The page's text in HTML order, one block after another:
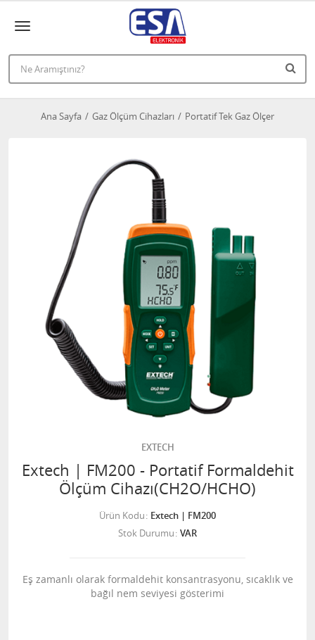
Ana Sayfa Gaz Ölçüm Cihazları Portatif Tek Gaz Ölçer
EXTECH
Extech | FM200 - Portatif Formaldehit
Ölçüm Cihazı(CH2O/HCHO)
Ürün Kodu Extech | FM200
Stok Durumu VAR
Eş zamanlı olarak formaldehit konsantrasyonu, sıcaklık ve
bağıl nem seviyesi gösterimi